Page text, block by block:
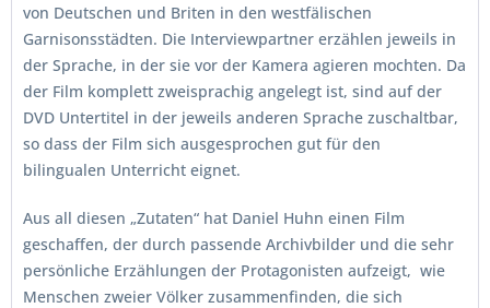
von Deutschen und Briten in den westfälischen
Garnisonsstädten. Die Interviewpartner erzählen jeweils in
der Sprache, in der sie vor der Kamera agieren mochten. Da
der Film komplett zweisprachig angelegt ist, sind auf der
DVD Untertitel in der jeweils anderen Sprache zuschaltbar,
so dass der Film sich ausgesprochen gut für den
bilingualen Unterricht eignet.
Aus all diesen „Zutaten“ hat Daniel Huhn einen Film
geschaffen, der durch passende Archivbilder und die sehr
persönliche Erzählungen der Protagonisten aufzeigt, wie
Menschen zweier Völker zusammenfinden, die sich